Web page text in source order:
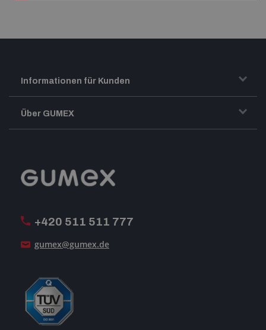
+420 511 511 777
gumex@gumex.de
Informationen für Kunden
Transport und Warenversand
Reklamation
Über GUMEX
GUMEX stellt sich vor